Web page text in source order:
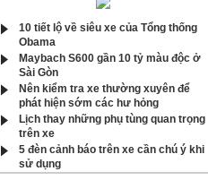
Má phanh trước Mercedes C200,C250,C300
E250 CGI W204 W212
10 tiết lộ về siêu xe của Tổng thống
Obama
Maybach S600 gần 10 tỷ màu độc ở
Sài Gòn
Nên kiểm tra xe thường xuyên để
phát hiện sớm các hư hỏng
Lịch thay những phụ tùng quan trọng
trên xe
5 đèn cảnh báo trên xe cần chú ý khi
sử dụng